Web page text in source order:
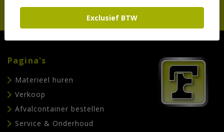
Pagina's
Materieel huren
Verkoop
Afvalcontainer bestellen
Service & Onderhoud
Exclusief BTW